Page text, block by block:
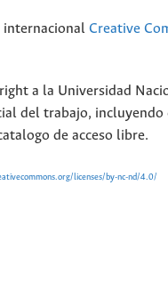
internacional Creative
a la Universidad
del trabajo, incluyendo
de acceso libre.
licenses/by-nc-nd/4.0/